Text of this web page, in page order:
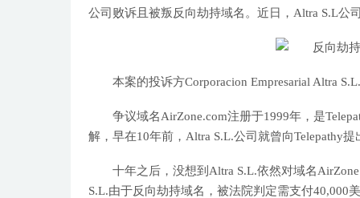
公司败诉且被叛反向劫持域名。近日，Altra S.L公
本案的投诉方Corporacion Empresarial Altra
争议域名AirZone.com注册于1999年，是
解，早在10年前，Altra S.L.公司就曾向Telepathy
十年之后，没想到Altra S.L.依然对域名
S.L.由于反向劫持域名，被法院判定需支付40,000